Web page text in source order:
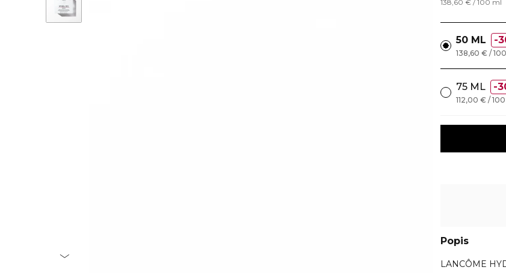
138,60 € / 100 ml
50 ML
138,60 € /
75 ML
112,00 € / 100
Popis
LANCÔME